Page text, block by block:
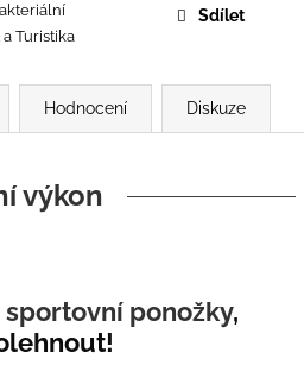
Turistika
Sdílet
Hodnocení Diskuze
výkon
sportovní ponožky,